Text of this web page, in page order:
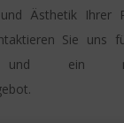
Ästhetik Ihrer
Sie uns
ein